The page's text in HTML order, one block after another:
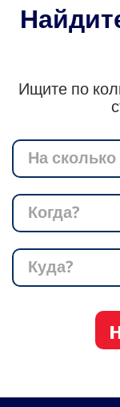
Ищите по
На
Когда?
Куда?